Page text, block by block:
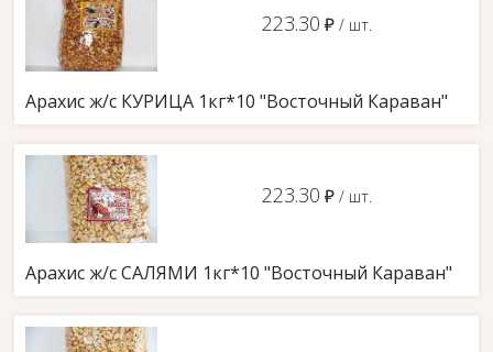
223.30 д / шт.
Арахис ж/с КУРИЦА 1кг*10 "Восточный Караван"
223.30 д / шт.
Арахис ж/с САЛЯМИ 1кг*10 "Восточный Караван"